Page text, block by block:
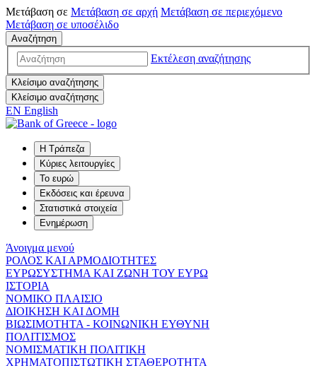
Μετάβαση σε Μετάβαση σε αρχή Μετάβαση σε περιεχόμενο
Μετάβαση σε υποσέλιδο
Αναζήτηση
Εκτέλεση αναζήτησης
Κλείσιμο αναζήτησης
Κλείσιμο αναζήτησης
EN English
Η Τράπεζα
Κύριες λειτουργίες
Το ευρώ
Εκδόσεις και έρευνα
Στατιστικά στοιχεία
Ενημέρωση
Άνοιγμα μενού
ΡΟΛΟΣ ΚΑΙ ΑΡΜΟΔΙΟΤΗΤΕΣ
ΕΥΡΩΣΥΣΤΗΜΑ ΚΑΙ ΖΩΝΗ ΤΟΥ ΕΥΡΩ
ΙΣΤΟΡΙΑ
ΝΟΜΙΚΟ ΠΛΑΙΣΙΟ
ΔΙΟΙΚΗΣΗ ΚΑΙ ΔΟΜΗ
ΒΙΩΣΙΜΟΤΗΤΑ - ΚΟΙΝΩΝΙΚΗ ΕΥΘΥΝΗ
ΠΟΛΙΤΙΣΜΟΣ
ΝΟΜΙΣΜΑΤΙΚΗ ΠΟΛΙΤΙΚΗ
ΧΡΗΜΑΤΟΠΙΣΤΩΤΙΚΗ ΣΤΑΘΕΡΟΤΗΤΑ